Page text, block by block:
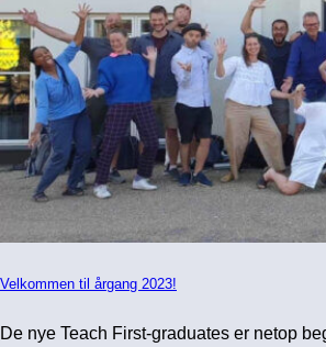
Velkommen til årgang 2023!
De nye Teach First-graduates er netop